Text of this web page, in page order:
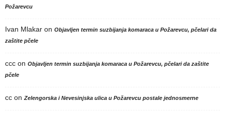
Požarevcu
Ivan Mlakar on Objavljen termin suzbijanja komaraca u Požarevcu, pčelari da
zaštite pčele
ccc on Objavljen termin suzbijanja komaraca u Požarevcu, pčelari da zaštite
pčele
cc onZelengorska i Nevesinjska ulica u Požarevcu postale jednosmerne